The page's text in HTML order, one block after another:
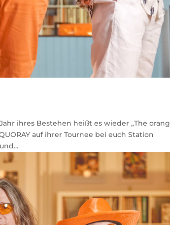
ihres Bestehen heißt es wieder „The
auf ihrer Tournee bei euch Station